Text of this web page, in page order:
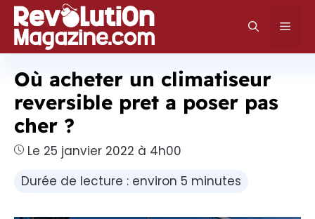
Aller
au
contenu
Où acheter un climatiseur
reversible pret a poser pas
cher ?
Le 25 janvier 2022 à 4h00
Durée de lecture : environ 5 minutes